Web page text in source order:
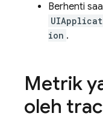
Berhenti
ion .
Metrik
oleh